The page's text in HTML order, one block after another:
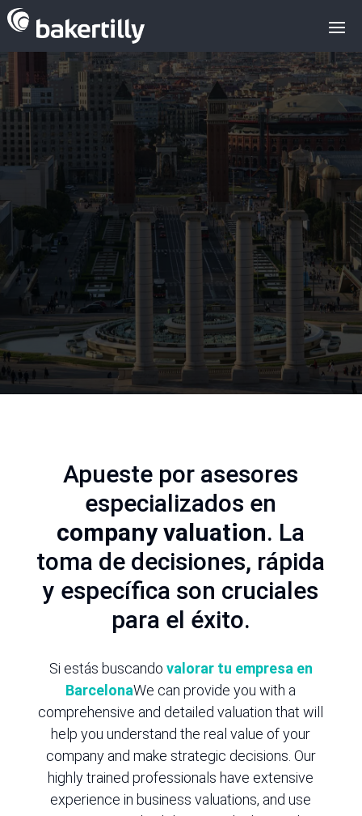
REQUEST INFORMATION
Apueste por asesores
especializados en
company valuation. La
toma de decisiones, rápida
y específica son cruciales
para el éxito.
Si estás buscando valorar tu empresa en
BarcelonaWe can provide you with a
comprehensive and detailed valuation that will
help you understand the real value of your
company and make strategic decisions. Our
highly trained professionals have extensive
experience in business valuations, and use